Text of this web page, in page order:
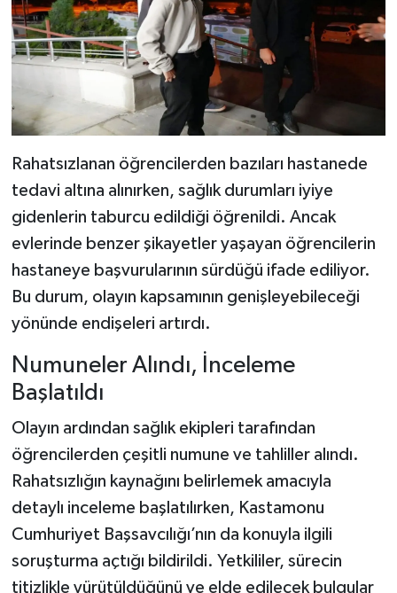
Rahatsızlanan öğrencilerden bazıları hastanede
tedavi altına alınırken, sağlık durumları iyiye
gidenlerin taburcu edildiği öğrenildi. Ancak
evlerinde benzer şikayetler yaşayan öğrencilerin
hastaneye başvurularının sürdüğü ifade ediliyor.
Bu durum, olayın kapsamının genişleyebileceği
yönünde endişeleri artırdı.
Numuneler Alındı, İnceleme
Başlatıldı
Olayın ardından sağlık ekipleri tarafından
öğrencilerden çeşitli numune ve tahliller alındı.
Rahatsızlığın kaynağını belirlemek amacıyla
detaylı inceleme başlatılırken, Kastamonu
Cumhuriyet Başsavcılığı’nın da konuyla ilgili
soruşturma açtığı bildirildi. Yetkililer, sürecin
titizlikle yürütüldüğünü ve elde edilecek bulgular
Karadeniz Haberleri
Ulusal Haberler
Teknoloji Haberleri
Siyaset Haberleri
Yerel Haberler
Haber Arşivi